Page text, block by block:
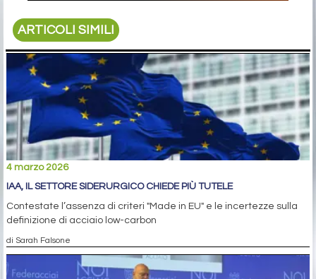
ARTICOLI SIMILI
4 marzo 2026
IAA, IL SETTORE SIDERURGICO CHIEDE PIÙ TUTELE
Contestate l’assenza di criteri "Made in EU" e le incertezze sulla
definizione di acciaio low-carbon
di Sarah Falsone